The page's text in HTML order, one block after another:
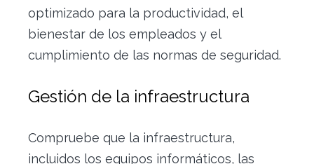
optimizado para la productividad, el
bienestar de los empleados y el
cumplimiento de las normas de seguridad.
Gestión de la infraestructura
Compruebe que la infraestructura,
incluidos los equipos informáticos, las